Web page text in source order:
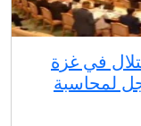
في غزة
لمحاسبة